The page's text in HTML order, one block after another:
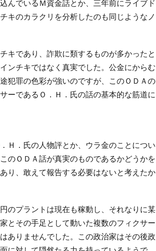
んでいるＭ資金話とか、三年前にライブド
キのカラクリを分析したのも同じようなノ
キであり、詐欺に類するものが多かったと
ンチキではなく真実でした。公金にからむ
犯罪の色彩が強いのですが、このＯＤＡの
ーであるＯ．Ｈ．氏の話の基本的な筋道に
Ｈ．氏の人物評とか、ウラ金のことについ
のＯＤＡ話が真実のものであるかどうかを
り、敢えて報告する必要はないと考えたか
のプラントは現在も稼動し、それなりに某
とその手足として動いた複数のフィクサー
ありませんでした。この政治家はその後政